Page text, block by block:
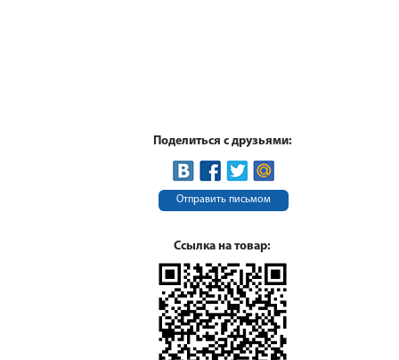
Поделиться с друзьями:
Отправить письмом
Ссылка на товар: